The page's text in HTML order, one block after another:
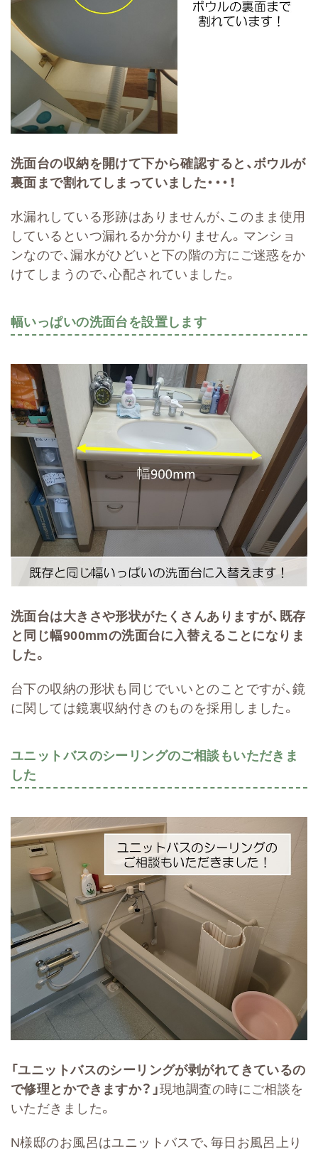
洗面台の収納を開けて下から確認すると、ボウルが
裏面まで割れてしまっていました・・・！
水漏れしている形跡はありませんが、このまま使用
しているといつ漏れるか分かりません。マンショ
ンなので、漏水がひどいと下の階の方にご迷惑をか
けてしまうので、心配されていました。
幅いっぱいの洗面台を設置します
洗面台は大きさや形状がたくさんありますが、既存
と同じ幅900mmの洗面台に入替えることになりま
した。
台下の収納の形状も同じでいいとのことですが、鏡
に関しては鏡裏収納付きのものを採用しました。
ユニットバスのシーリングのご相談もいただきま
した
「ユニットバスのシーリングが剥がれてきているの
で修理とかできますか？」現地調査の時にご相談を
いただきました。
N様邸のお風呂はユニットバスで、毎日お風呂上り